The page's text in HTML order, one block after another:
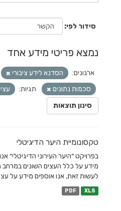
סידור לפי
נמצא פריטי מידע אחד
ארגונים: הסדנא לידע ציבורי
סכמות נתונים
תגיות:
סינון תוצאות
טקסונומיית היער הדיגיטלי
בפרויקט ״היער העירוני הדיגיטלי״
מידע על כלל העצים השונים במרחב
לעשות זאת, אנו אוספים מידע על
PDF XLS